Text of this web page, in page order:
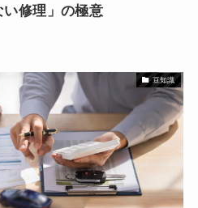
修理」の極意
豆知識